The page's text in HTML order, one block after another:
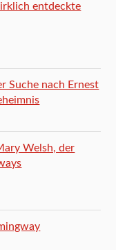
entdeckte
Suche nach Ernest
Welsh, der